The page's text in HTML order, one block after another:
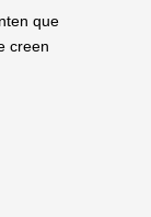
que
creen